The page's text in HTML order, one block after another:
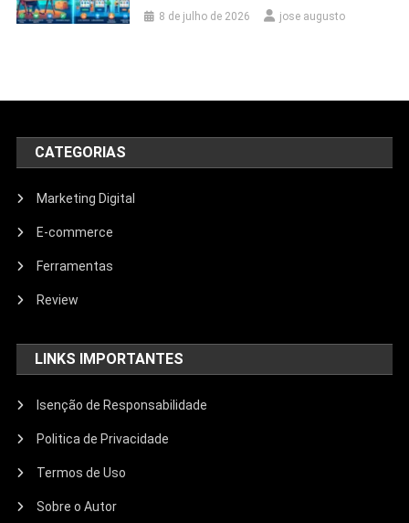
8 de julho de 2026 jose augusto
CATEGORIAS
Marketing Digital
E-commerce
Ferramentas
Review
LINKS IMPORTANTES
Isenção de Responsabilidade
Politica de Privacidade
Termos de Uso
Sobre o Autor